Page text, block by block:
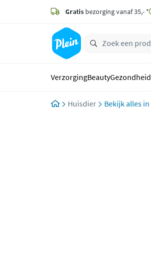
zoeken
hoofdinhoud
Gratis bezorging vanaf 35,- *
VerzorgingBeautyGezondheid
Huisdier